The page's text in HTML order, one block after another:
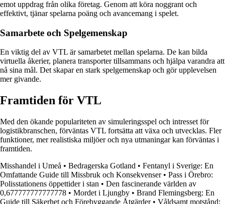
emot uppdrag från olika företag. Genom att köra noggrant och
effektivt, tjänar spelarna poäng och avancemang i spelet.
Samarbete och Spelgemenskap
En viktig del av VTL är samarbetet mellan spelarna. De kan bilda
virtuella åkerier, planera transporter tillsammans och hjälpa varandra att
nå sina mål. Det skapar en stark spelgemenskap och gör upplevelsen
mer givande.
Framtiden för VTL
Med den ökande populariteten av simuleringsspel och intresset för
logistikbranschen, förväntas VTL fortsätta att växa och utvecklas. Fler
funktioner, mer realistiska miljöer och nya utmaningar kan förväntas i
framtiden.
Misshandel i Umeå • Bedragerska Gotland • Fentanyl i Sverige: En
Omfattande Guide till Missbruk och Konsekvenser• Pass i Örebro:
Polisstationens öppettider i stan • Den fascinerande världen av
0,677777777777778 • Mordet i Ljungby • Brand Flemingsberg: En
Guide till Säkerhet och Förebyggande Åtgärder• Våldsamt motstånd: